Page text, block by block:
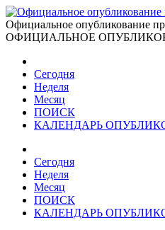
Официальное опубликование
ОФИЦИАЛЬНОЕ
Сегодня
Неделя
Месяц
ПОИСК
КАЛЕНДАРЬ
Сегодня
Неделя
Месяц
ПОИСК
КАЛЕНДАРЬ